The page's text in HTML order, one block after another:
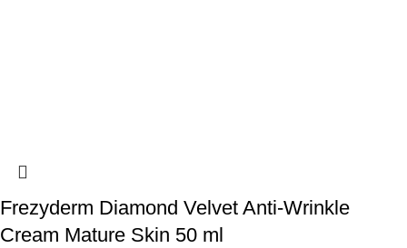
Frezyderm Diamond Velvet Anti-Wrinkle
Cream Mature Skin 50 ml